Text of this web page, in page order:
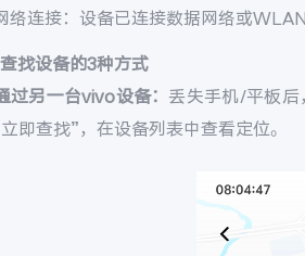
络连接：设备已连接数据网络或
找设备的3种方式
过另一台vivo设备： 丢失手机/平板后
即查找”，在设备列表中查看定位。